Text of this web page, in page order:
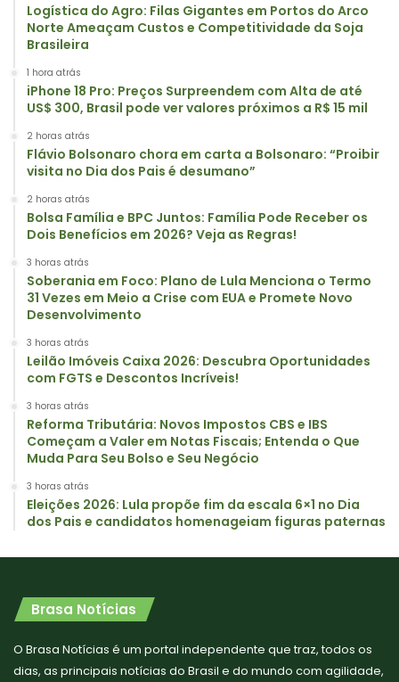
Logística do Agro: Filas Gigantes em Portos do Arco
Norte Ameaçam Custos e Competitividade da Soja
Brasileira
1 hora atrás
iPhone 18 Pro: Preços Surpreendem com Alta de até
US$ 300, Brasil pode ver valores próximos a R$ 15 mil
2 horas atrás
Flávio Bolsonaro chora em carta a Bolsonaro: “Proibir
visita no Dia dos Pais é desumano”
2 horas atrás
Bolsa Família e BPC Juntos: Família Pode Receber os
Dois Benefícios em 2026? Veja as Regras!
3 horas atrás
Soberania em Foco: Plano de Lula Menciona o Termo
31 Vezes em Meio a Crise com EUA e Promete Novo
Desenvolvimento
3 horas atrás
Leilão Imóveis Caixa 2026: Descubra Oportunidades
com FGTS e Descontos Incríveis!
3 horas atrás
Reforma Tributária: Novos Impostos CBS e IBS
Começam a Valer em Notas Fiscais; Entenda o Que
Muda Para Seu Bolso e Seu Negócio
3 horas atrás
Eleições 2026: Lula propõe fim da escala 6×1 no Dia
dos Pais e candidatos homenageiam figuras paternas
Brasa Notícias
O Brasa Notícias é um portal independente que traz, todos os
dias, as principais notícias do Brasil e do mundo com agilidade,